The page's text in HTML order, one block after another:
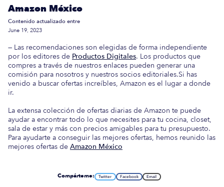
Amazon México
Contenido actualizado entre
June 19, 2023
— Las recomendaciones son elegidas de forma independiente
por los editores de Productos Digitales. Los productos que
compres a través de nuestros enlaces pueden generar una
comisión para nosotros y nuestros socios editoriales.Si has
venido a buscar ofertas increíbles, Amazon es el lugar a donde
ir.
La extensa colección de ofertas diarias de Amazon te puede
ayudar a encontrar todo lo que necesites para tu cocina, closet,
sala de estar y más con precios amigables para tu presupuesto.
Para ayudarte a conseguir las mejores ofertas, hemos reunido las
mejores ofertas de Amazon México
Compárteme: Twitter Facebook Email